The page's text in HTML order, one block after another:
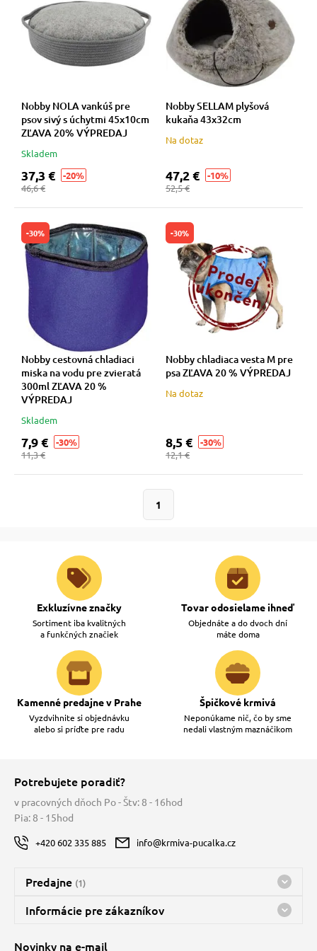
psov
psov
psov
psov
ohlávky
psov
a pelechy
mačky
mačky
mačky
mačky
podložky
Nobby NOLA vankúš pre
psov sivý s úchytmi 45x10cm
ZĽAVA 20% VÝPREDAJ
Skladem
37,3 €
-20%
46,6 €
Nobby SELLAM plyšová
kukaňa 43x32cm
Na dotaz
47,2 €
-10%
52,5 €
-30%
Nobby cestovná chladiaci
miska na vodu pre zvieratá
300ml ZĽAVA 20 %
VÝPREDAJ
Skladem
7,9 €
-30%
11,3 €
-30%
Nobby chladiaca vesta M pre
psa ZĽAVA 20 % VÝPREDAJ
Na dotaz
8,5 €
-30%
12,1 €
1
Exkluzívne značky
Sortiment iba kvalitných
a funkčných značiek
Tovar odosielame ihneď
Objednáte a do dvoch dní
máte doma
Kamenné predajne v Prahe
Vyzdvihnite si objednávku
alebo si príďte pre radu
Špičkové krmivá
Neponúkame nič, čo by sme
nedali vlastným maznáčikom
Potrebujete poradiť?
v pracovných dňoch Po - Štv: 8 - 16hod
Pia: 8 - 15hod
+420 602 335 885 info@krmiva-pucalka.cz
Predajne (1)
Predajňa a sklad Kbely
Bohužiaľ, momentálne máme zatvorené
Informácie pre zákazníkov
Novinky na e-mail